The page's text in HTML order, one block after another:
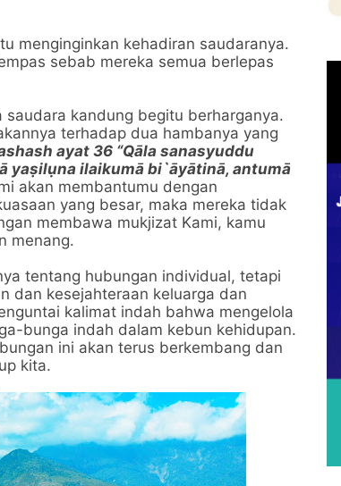
menginginkan kehadiran saudaranya.
sebab mereka semua berlepas
kandung begitu berharganya.
terhadap dua hambanya yang
ayat 36 “Qāla sanasyuddu
yaṣilụna ilaikumā bi`āyātinā, antumā
akan membantumu dengan
yang besar, maka mereka tidak
membawa mukjizat Kami, kamu
menang.
tentang hubungan individual, tetapi
dan kesejahteraan keluarga dan
kalimat indah bahwa mengelola
bunga indah dalam kebun kehidupan.
ini akan terus berkembang dan
kita.